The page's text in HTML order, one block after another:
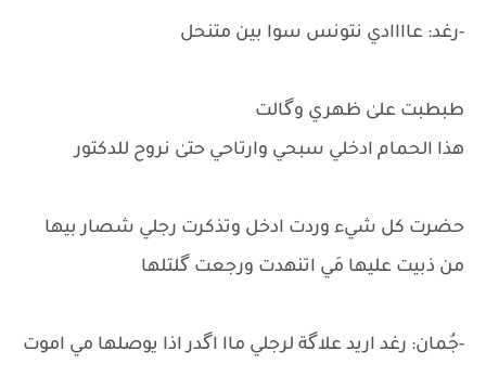
-رغد: عاااادي نتونس سوا بين متنحل
طبطبت علىٰ ظهري وگالت
هذا الحمام ادخلي سبحي وارتاحي حتىٰ نروح للدكتور
حضرت كل شيء وردت ادخل وتذكرت رجلي شصار بيها
من ذبيت عليها مَي اتنهدت ورجعت گلتلها
-جُمان: رغد اريد علاگة لرجلي ماا اگدر اذا يوصلها مي اموت